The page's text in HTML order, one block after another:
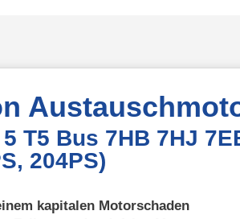
T5 Bus 7HB 7HJ
204PS)
kapitalen Motorschaden